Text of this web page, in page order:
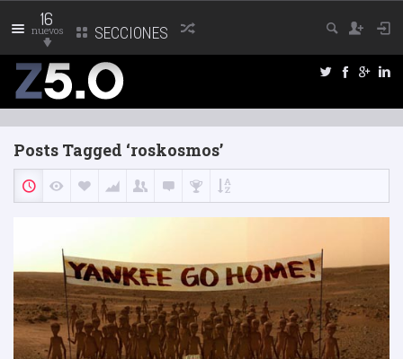
16
nuevos SECCIONES
Posts Tagged ‘roskosmos’